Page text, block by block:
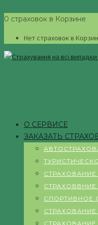
0 страховок в Корзине
Нет страховок в
О СЕРВИСЕ
ЗАКАЗАТЬ
СПОРТИВНОЕ